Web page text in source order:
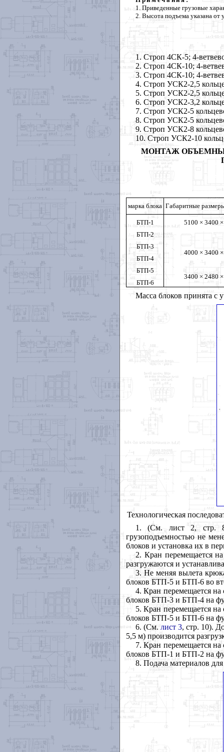
1. Приведенные грузовые
2. Высота подъема указана от
1. Строп 4СК-5; 4-
2. Строп 4СК-10; 4-
3. Строп 4СК-10; 4-
4. Строп УСК2-2,5
5. Строп УСК2-2,5
6. Строп УСК2-3,2
7. Строп УСК2-5
8. Строп УСК2-5
9. Строп УСК2-8
10. Строп УСК2-10
МОНТАЖ
марка блока Габаритные
БТП-1
5100 × 3400
БТП-2
БТП-3
4000 × 3400
БТП-4
БТП-5
3400 × 2480
БТП-6
Масса блоков принята с
Технологическая
1. (См. лист 2, стр.
грузоподъемностью не
блоков и установка их в
2. Кран перемещается
разгружаются и
3. Не меняя вылета
блоков БТП-5 и БТП-6 во
4. Кран перемещается на
блоков БТП-3 и БТП-4 на
5. Кран перемещается
блоков БТП-5 и БТП-6 на
6. (См.лист 3, стр. 10).
5,5 м) производится
7. Кран перемещается
блоков БТП-1 и БТП-2 на
8. Подача материалов